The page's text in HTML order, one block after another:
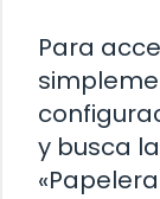
Para
y busca